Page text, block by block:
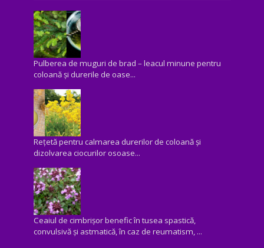
Pulberea de muguri de brad – leacul minune pentru
coloană și durerile de oase...
Rețetă pentru calmarea durerilor de coloană și
dizolvarea ciocurilor osoase...
Ceaiul de cimbrișor benefic în tusea spastică,
convulsivă şi astmatică, în caz de reumatism, ...